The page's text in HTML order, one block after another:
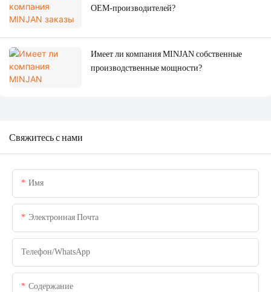
OEM-производителей?
Имеет ли компания MINJAN собственные
производственные мощности?
Свяжитесь с нами
Имя
Электронная Почта
Телефон/WhatsApp
Содержание